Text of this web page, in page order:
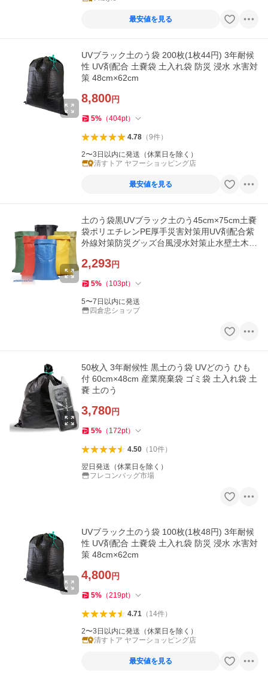
最安値を見る
UVブラック土のう袋 200枚(1枚44円) 3年耐候
性 UV剤配合 土嚢袋 土入れ袋 防災 浸水 水害対
策 48cm×62cm
8,800円
5% （404pt）
4.78（9件）
2〜3日以内に発送（休業日を除く）
清すトア ヤフーショッピング店
最安値を見る
土のう袋黒UVブラック土のう45cm×75cm土嚢
袋ポリエチレンPE厚手災害対策用UV剤配合紫
外線対策防災グッズ台風浸水対策止水壁土木用
2,293円
5% （ 103pt）
5〜7日以内に発送
四倉忠ショップ
50枚入 3年耐候性 黒土のう袋 UVどのう ひも
付 60cm×48cm 産業廃棄袋 ゴミ袋 土入れ袋 土
嚢 土のう
3,780円
5% （ 172pt）
4.50（ 10件）
翌日発送（休業日を除く）
フレコンバッグ市場
UVブラック土のう袋 100枚(1枚48円) 3年耐候
性 UV剤配合 土嚢袋 土入れ袋 防災 浸水 水害対
策 48cm×62cm
4,800円
5% （219pt）
4.71（ 14件）
2〜3日以内に発送（休業日を除く）
清すトア ヤフーショッピング店
最安値を見る